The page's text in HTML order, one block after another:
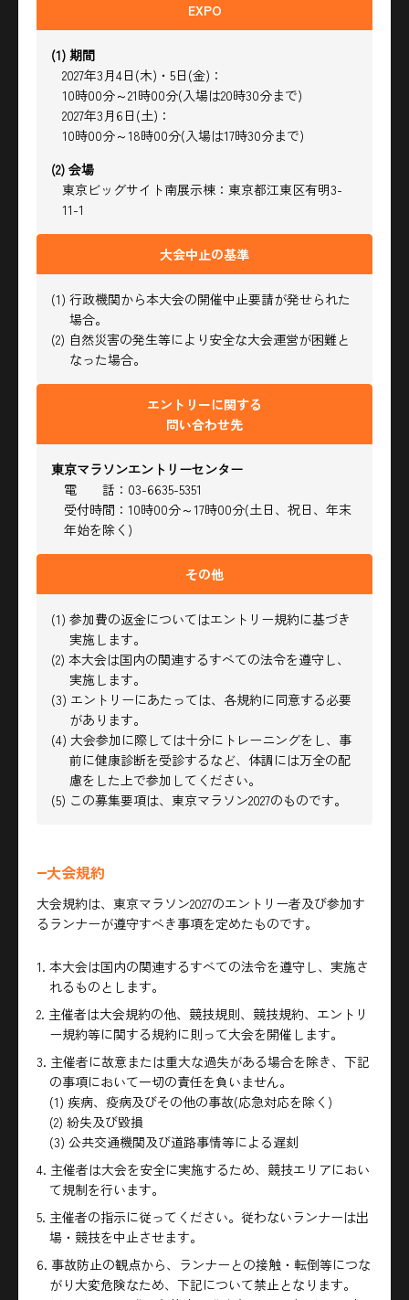
EXPO
(1) 期間
2027年3月4日(木)・5日(金)：
10時00分～21時00分(入場は20時30分まで)
2027年3月6日(土)：
10時00分～18時00分(入場は17時30分まで)
(2) 会場
東京ビッグサイト南展示棟：東京都江東区有明3-
11-1
大会中止の基準
(1) 行政機関から本大会の開催中止要請が発せられた
場合。
(2) 自然災害の発生等により安全な大会運営が困難と
なった場合。
エントリーに関する
問い合わせ先
東京マラソンエントリーセンター
電 話：03-6635-5351
受付時間：10時00分～17時00分(土日、祝日、年末
年始を除く)
その他
(1) 参加費の返金についてはエントリー規約に基づき
実施します。
(2) 本大会は国内の関連するすべての法令を遵守し、
実施します。
(3) エントリーにあたっては、各規約に同意する必要
があります。
(4) 大会参加に際しては十分にトレーニングをし、事
前に健康診断を受診するなど、 体調には万全の配
慮をした上で参加してください。
(5) この募集要項は、東京マラソン2027のものです。
大会規約
大会規約は、東京マラソン2027のエントリー者及び参加す
るランナーが遵守すべき事項を定めたものです。
1. 本大会は国内の関連するすべての法令を遵守し、実施さ
れるものとします。
2. 主催者は大会規約の他、競技規則、競技規約、エントリ
ー規約等に関する規約に則って大会を開催します。
3. 主催者に故意または重大な過失がある場合を除き、下記
の事項において一切の責任を負いません。
(1) 疾病、疫病及びその他の事故(応急対応を除く)
(2) 紛失及び毀損
(3) 公共交通機関及び道路事情等による遅刻
4. 主催者は大会を安全に実施するため、競技エリアにおい
て規制を行います。
5. 主催者の指示に従ってください。従わないランナーは出
場・競技を中止させます。
6. 事故防止の観点から、ランナーとの接触・転倒等につな
がり大変危険なため、下記について禁止となります。